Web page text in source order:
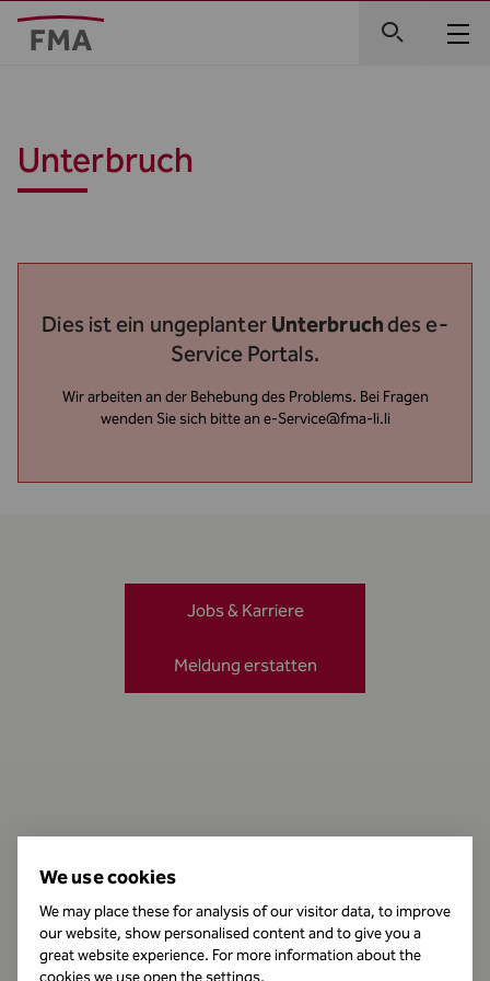
Unterbruch
Dies ist ein ungeplanter Unterbruchdes e-
Service Portals.
Wir arbeiten an der Behebung des Problems. Bei Fragen
wenden Sie sich bitte an e-Service@fma-li.li
Öffnungszeiten
Jobs & Karriere
Meldung erstatten
We use cookies
We may place these for analysis of our visitor data, to improve
our website, show personalised content and to give you a
great website experience. For more information about the
cookies we use open the settings.